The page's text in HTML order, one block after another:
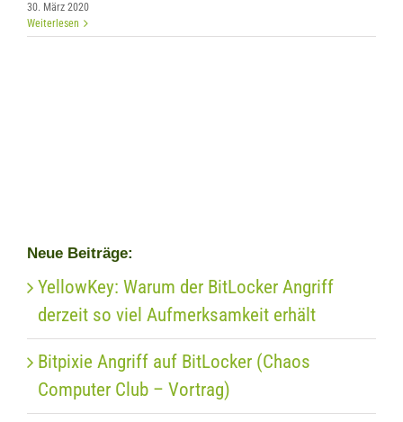
30. März 2020
Weiterlesen
Neue Beiträge:
YellowKey: Warum der BitLocker Angriff
derzeit so viel Aufmerksamkeit erhält
Bitpixie Angriff auf BitLocker (Chaos
Computer Club – Vortrag)